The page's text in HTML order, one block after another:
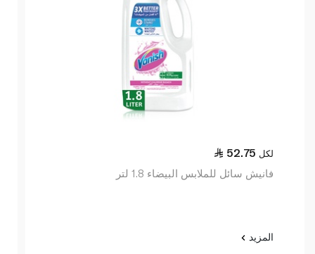
52.75 لكل
فانيش سائل للملابس البيضاء 1.8 لتر
المزيد